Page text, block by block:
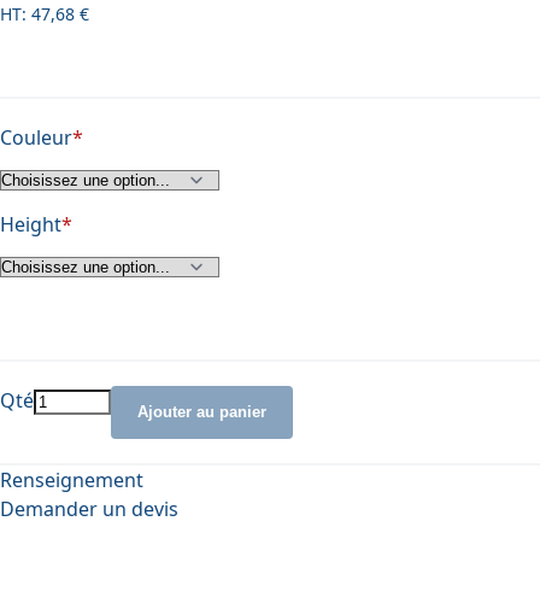
47,68 €
Couleur
Height
Qté Ajouter au panier
Renseignement
Demander un devis